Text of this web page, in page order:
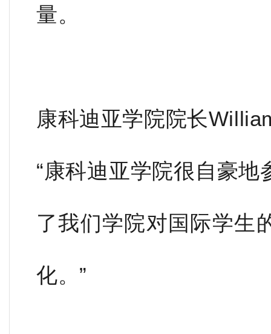
量。
康科迪亚学院院长
“康科迪亚学院很自豪
了我们学院对国际学生
化。”